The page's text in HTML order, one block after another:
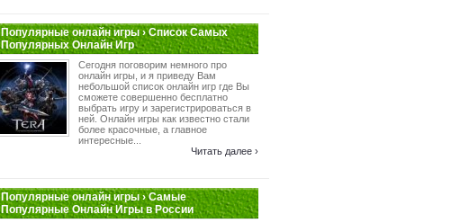
Популярные онлайн игры › Список Самых
Популярных Онлайн Игр
Сегодня поговорим немного про
онлайн игры, и я приведу Вам
небольшой список онлайн игр где Вы
сможете совершенно бесплатно
выбрать игру и зарегистрироваться в
ней. Онлайн игры как известно стали
более красочные, а главное
интересные...
Читать далее ›
Популярные онлайн игры › Самые
Популярные Онлайн Игры в России